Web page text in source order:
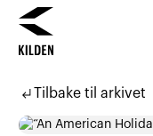
subdirectory_arrow_leftTilbake til arkivet